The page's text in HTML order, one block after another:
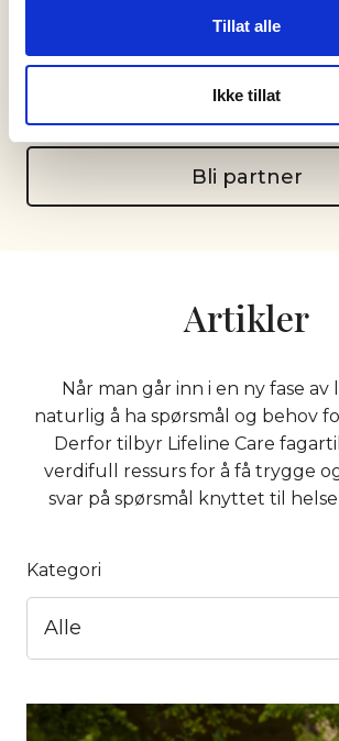
Tillat alle
Ikke tillat
bidra til å gjøre både
barseltiden til en litt tryggere
opplevelse.
Bli partner
Artikler
Når man går inn i en ny fase av
naturlig å ha spørsmål og behov
Derfor tilbyr Lifeline Care
verdifull ressurs for å få trygge
svar på spørsmål knyttet til
Kategori
Alle